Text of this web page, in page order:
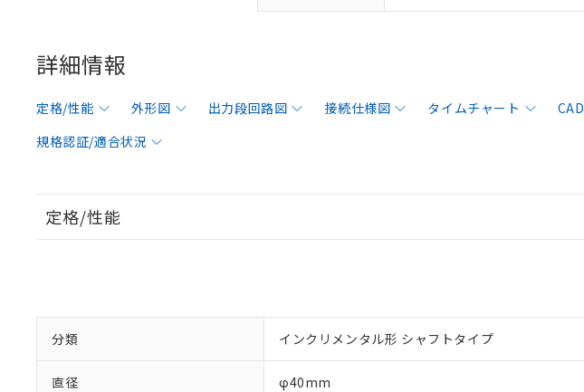
詳細情報
定格/性能 外形図 出力段回路図 接続仕様図 タイムチャート CAD
規格認証/適合状況
定格/性能
分類 インクリメンタル形 シャフトタイプ
直径 φ40mm